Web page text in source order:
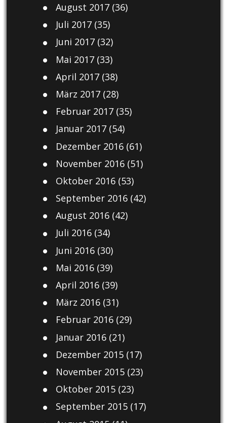
August 2017(36)
Juli 2017(35)
Juni 2017(32)
Mai 2017(33)
April 2017(38)
März 2017(28)
Februar 2017(35)
Januar 2017(54)
Dezember 2016(61)
November 2016(51)
Oktober 2016(53)
September 2016(42)
August 2016(42)
Juli 2016(34)
Juni 2016(30)
Mai 2016(39)
April 2016(39)
März 2016(31)
Februar 2016(29)
Januar 2016(21)
Dezember 2015(17)
November 2015(23)
Oktober 2015(23)
September 2015(17)